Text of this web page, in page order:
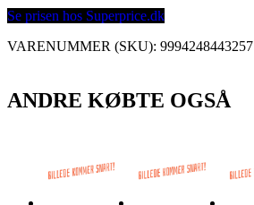
Se prisen hos Superprice.dk
VARENUMMER (SKU): 9994248443257
ANDRE KØBTE OGSÅ